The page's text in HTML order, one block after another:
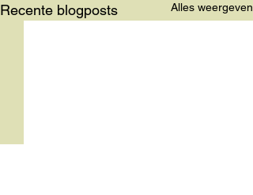
Recente blogposts Alles weergeven